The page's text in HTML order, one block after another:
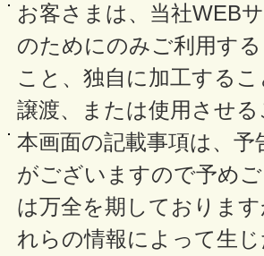
お客さまは、当社WEB
のためにのみご利用す
こと、独自に加工する
譲渡、または使用させ
本画面の記載事項は、
がございますので予め
は万全を期しておりま
れらの情報によって生